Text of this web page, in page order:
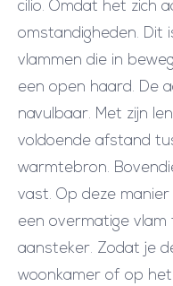
r
G
R
I
J
S
/
Z
W
A
R
cilio. Omdat het zich
omstandigheden. Dit
vlammen die in
een open haard. De
navulbaar. Met zijn
voldoende afstand
warmtebron.
vast. Op deze
een overmatige
aansteker. Zodat je
woonkamer of op